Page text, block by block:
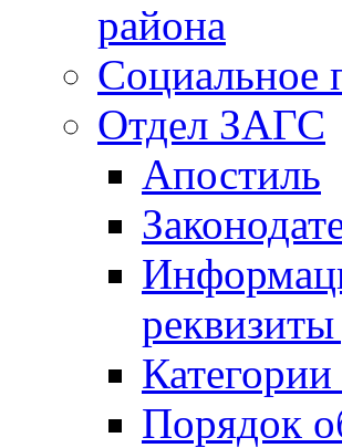
района
Социальное
Отдел ЗАГС
Апостиль
Порядок